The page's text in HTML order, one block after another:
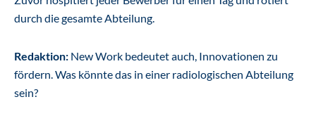
durch die gesamte Abteilung.
Redaktion: New Work bedeutet auch, Innovationen zu
fördern. Was könnte das in einer radiologischen Abteilung
sein?